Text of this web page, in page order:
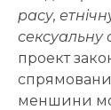
расу,
сексуальну
проект
меншини